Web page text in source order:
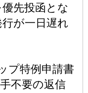
先投函とな
が一日遅れ
プ特例申請書
不要の返信